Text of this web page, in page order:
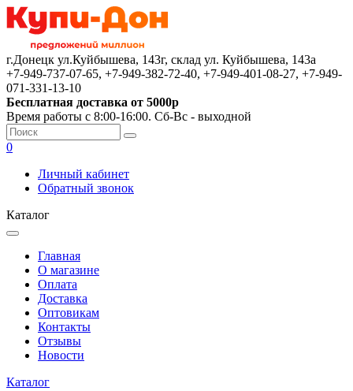
г.Донецк ул.Куйбышева, 143г, склад ул. Куйбышева, 143а
+7-949-737-07-65, +7-949-382-72-40, +7-949-401-08-27, +7-949-
071-331-13-10
Бесплатная доставка от 5000р
Время работы с 8:00-16:00. Сб-Вс - выходной
0
Личный кабинет
Обратный звонок
Каталог
Главная
О магазине
Оплата
Доставка
Оптовикам
Контакты
Отзывы
Новости
Каталог